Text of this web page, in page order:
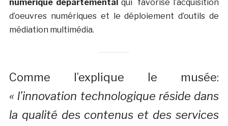
numérique départementalqui favorise l’acquisition
d’oeuvres numériques et le déploiement d’outils de
médiation multimédia.
Comme l’explique le musée:
« l’innovation technologique réside dans
la qualité des contenus et des services